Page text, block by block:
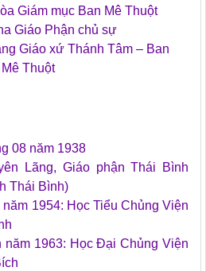
Giám mục Ban Mê Thuột
Giáo Phận chủ sự
Giáo xứ Thánh Tâm – Ban
Mê Thuột
08 năm 1938
Lãng, Giáo phận Thái Bình
Thái Bình)
1954: Học Tiểu Chủng Viện
năm 1963: Học Đại Chủng Viện